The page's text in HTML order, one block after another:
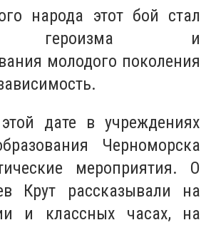
народа этот бой стал
героизма и
молодого поколения
дате в учреждениях
Черноморска
мероприятия. О
Крут рассказывали на
и классных часах, на